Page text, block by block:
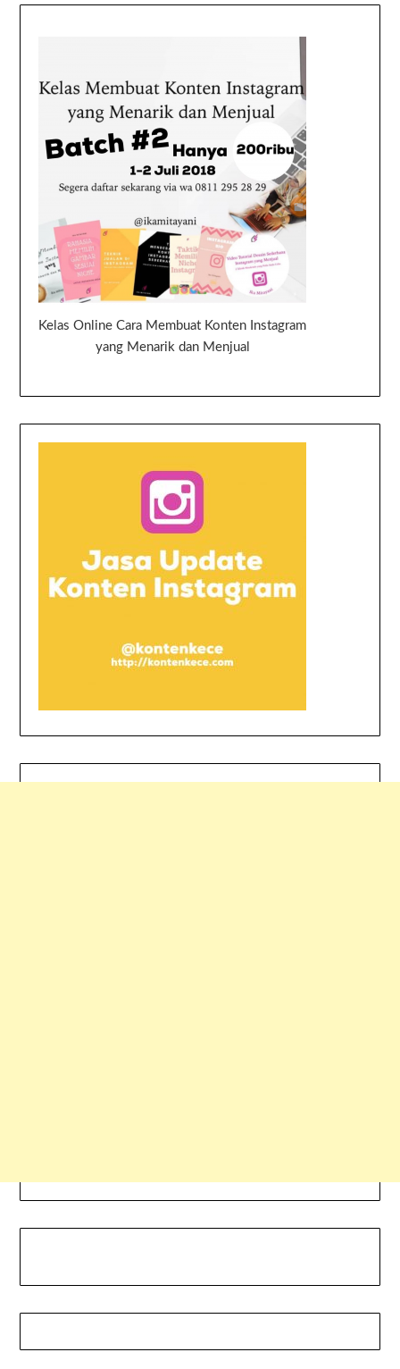
Kelas Online Cara Membuat Konten Instagram
yang Menarik dan Menjual